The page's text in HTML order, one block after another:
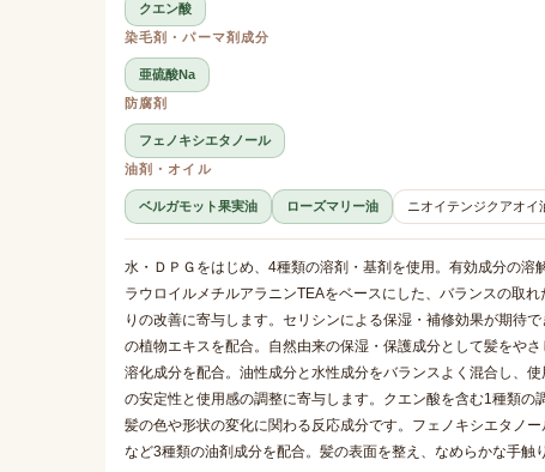
クエン酸
染毛剤・パーマ剤成分
亜硫酸Na
防腐剤
フェノキシエタノール
油剤・オイル
ベルガモット果実油 ローズマリー油 ニオイテンジクアオイ
水・ＤＰＧをはじめ、4種類の溶剤・基剤を使用。有効成分の溶
ラウロイルメチルアラニンTEAをベースにした、バランスの取
りの改善に寄与します。セリシンによる保湿・補修効果が期待
の植物エキスを配合。自然由来の保湿・保護成分として髪をや
溶化成分を配合。油性成分と水性成分をバランスよく混合し、
の安定性と使用感の調整に寄与します。クエン酸を含む1種類の
髪の色や形状の変化に関わる反応成分です。フェノキシエタノ
など3種類の油剤成分を配合。髪の表面を整え、なめらかな手触